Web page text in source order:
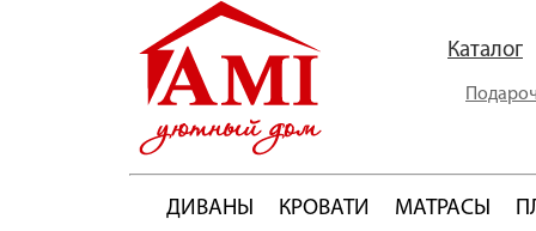
Каталог
ДИВАНЫ КРОВАТИ МАТРАСЫ